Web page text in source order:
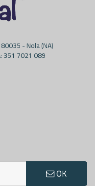
- Nola (NA)
351 7021 089
OK